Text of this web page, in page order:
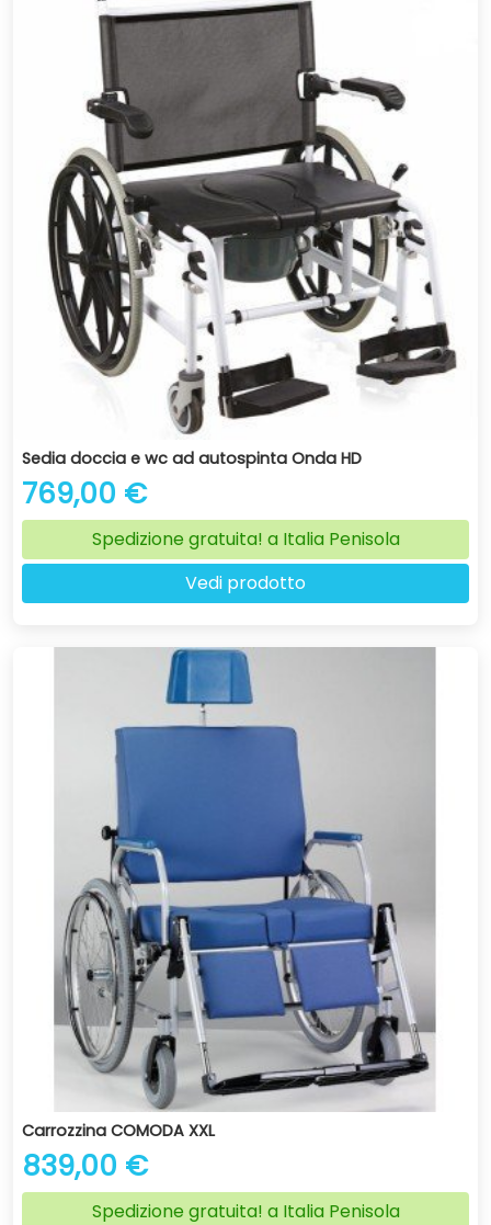
Sedia doccia e wc ad autospinta Onda HD
769,00 €
Spedizione gratuita! a Italia Penisola
Vedi prodotto
Carrozzina COMODA XXL
839,00 €
Spedizione gratuita! a Italia Penisola